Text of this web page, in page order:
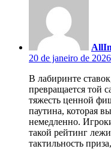
20 de janeiro de
В лабиринте
превращается той
тяжесть ценной
паутина, которая
немедленно.
такой рейтинг
тактильность